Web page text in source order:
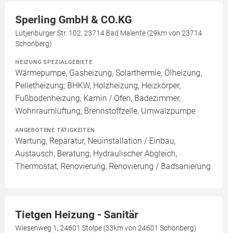
Sperling GmbH & CO.KG
Lütjenburger Str. 102, 23714 Bad Malente (29km von 23714
Schönberg)
HEIZUNG SPEZIALGEBIETE
Wärmepumpe, Gasheizung, Solarthermie, Ölheizung,
Pelletheizung, BHKW, Holzheizung, Heizkörper,
Fußbodenheizung, Kamin / Ofen, Badezimmer,
Wohnraumlüftung, Brennstoffzelle, Umwälzpumpe
ANGEBOTENE TÄTIGKEITEN
Wartung, Reparatur, Neuinstallation / Einbau,
Austausch, Beratung, Hydraulischer Abgleich,
Thermostat, Renovierung, Renovierung / Badsanierung
Tietgen Heizung - Sanitär
Wiesenweg 1, 24601 Stolpe (33km von 24601 Schönberg)